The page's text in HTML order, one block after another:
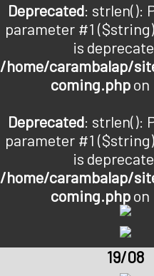
Deprecated: strlen():
parameter #1
is
/home/carambalap/
coming.phpon
Deprecated: strlen():
parameter #1
is
/home/carambalap/
coming.php
19/08